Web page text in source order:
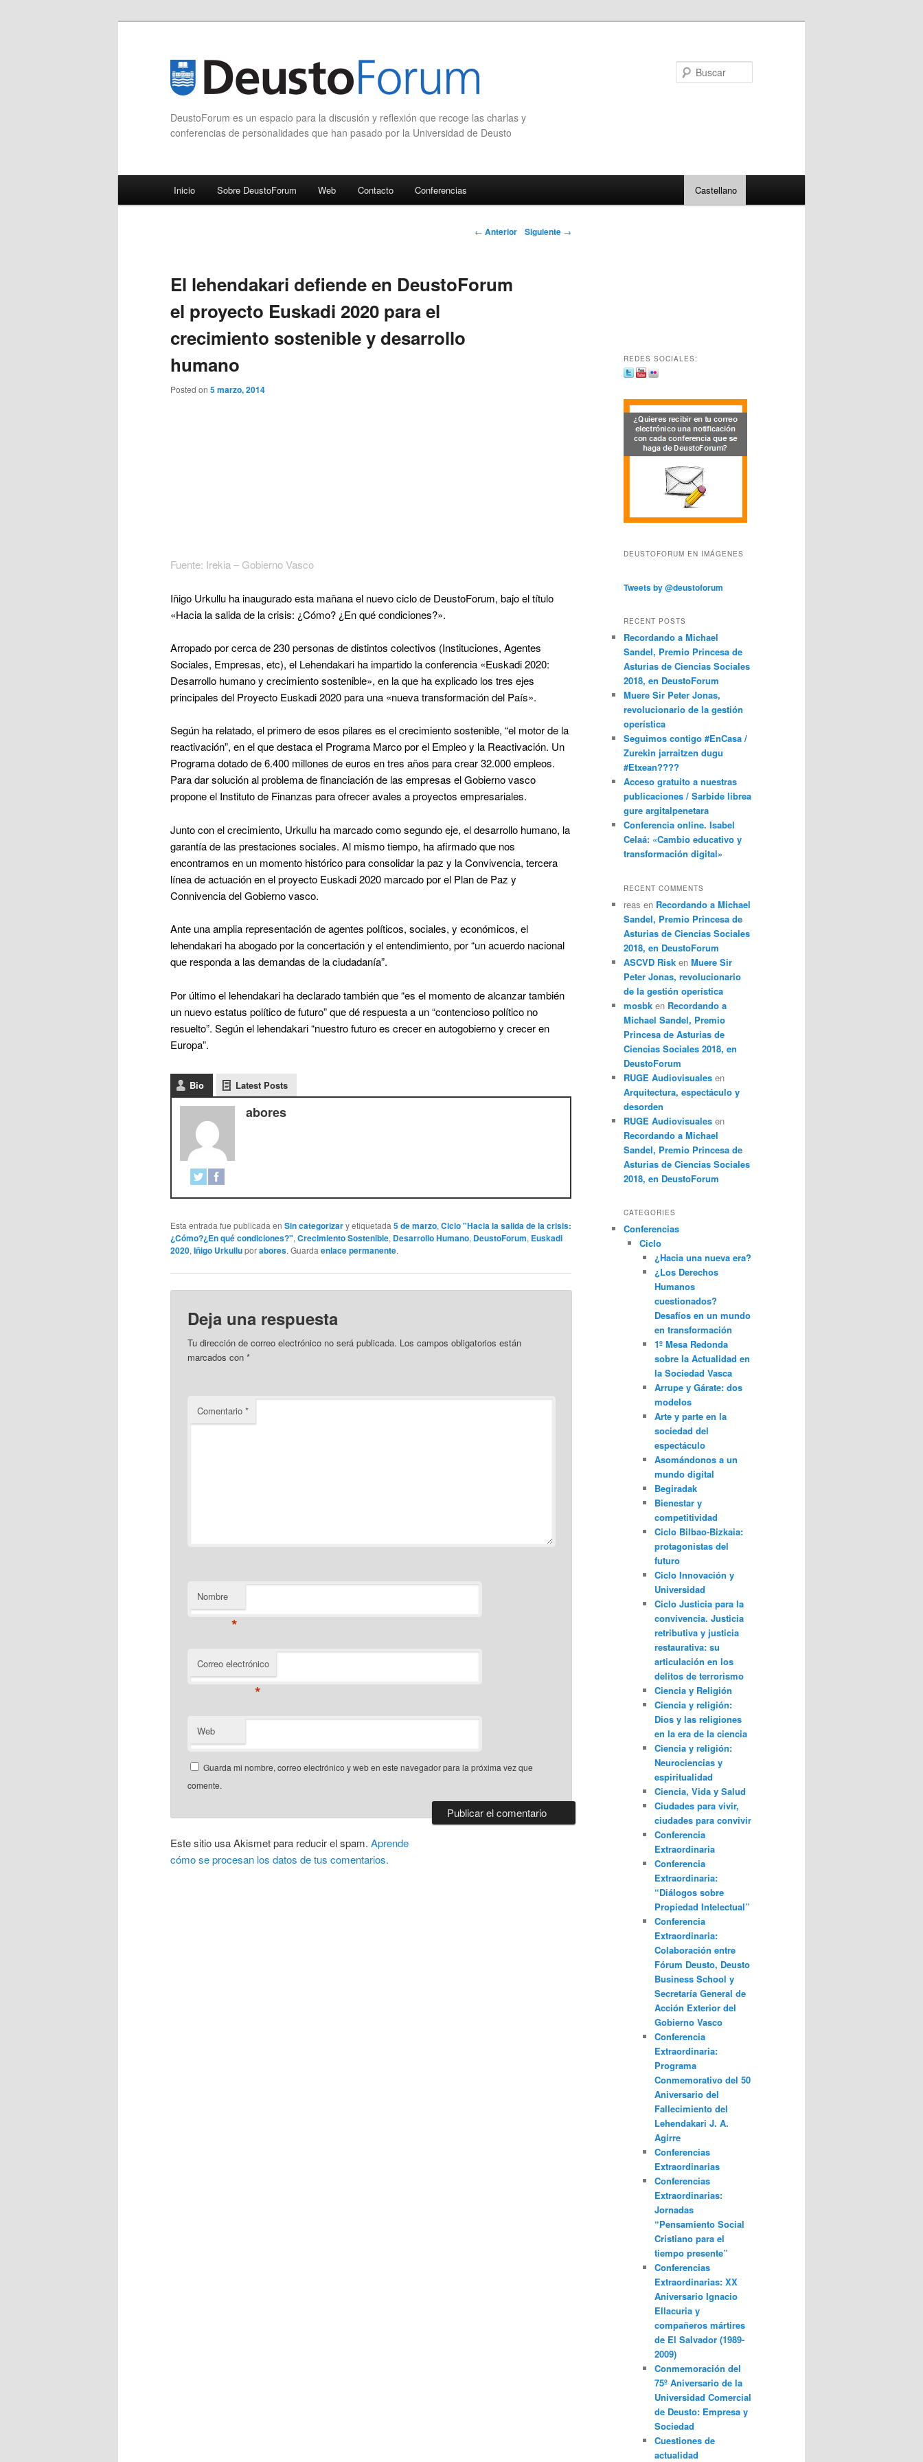
DeustoForum es un espacio para la discusión y reflexión que recoge las charlas y
conferencias de personalidades que han pasado por la Universidad de Deusto
Ir al contenido principal
Ir al contenido secundario
Inicio Sobre DeustoForum Web Contacto Conferencias Castellano
Navegación de
← Anterior Siguiente →
El lehendakari defiende en DeustoForum
el proyecto Euskadi 2020 para el
crecimiento sostenible y desarrollo
humano
Posted on 5 marzo, 2014
Fuente: Irekia – Gobierno Vasco
Iñigo Urkullu ha inaugurado esta mañana el nuevo ciclo de DeustoForum, bajo el título
«Hacia la salida de la crisis: ¿Cómo? ¿En qué condiciones?».
Arropado por cerca de 230 personas de distintos colectivos (Instituciones, Agentes
Sociales, Empresas, etc), el Lehendakari ha impartido la conferencia «Euskadi 2020:
Desarrollo humano y crecimiento sostenible», en la que ha explicado los tres ejes
principales del Proyecto Euskadi 2020 para una «nueva transformación del País».
Según ha relatado, el primero de esos pilares es el crecimiento sostenible, “el motor de la
reactivación”, en el que destaca el Programa Marco por el Empleo y la Reactivación. Un
Programa dotado de 6.400 millones de euros en tres años para crear 32.000 empleos.
Para dar solución al problema de financiación de las empresas el Gobierno vasco
propone el Instituto de Finanzas para ofrecer avales a proyectos empresariales.
Junto con el crecimiento, Urkullu ha marcado como segundo eje, el desarrollo humano, la
garantía de las prestaciones sociales. Al mismo tiempo, ha afirmado que nos
encontramos en un momento histórico para consolidar la paz y la Convivencia, tercera
línea de actuación en el proyecto Euskadi 2020 marcado por el Plan de Paz y
Connivencia del Gobierno vasco.
Ante una amplia representación de agentes políticos, sociales, y económicos, el
lehendakari ha abogado por la concertación y el entendimiento, por “un acuerdo nacional
que responda a las demandas de la ciudadanía”.
Por último el lehendakari ha declarado también que “es el momento de alcanzar también
un nuevo estatus político de futuro” que dé respuesta a un “contencioso político no
resuelto”. Según el lehendakari “nuestro futuro es crecer en autogobierno y crecer en
Europa”.
Bio Latest Posts
abores
Esta entrada fue publicada en Sin categorizary etiquetada 5 de marzo, Ciclo "Hacia la salida de la crisis:
¿Cómo?¿En qué condiciones?", Crecimiento Sostenible, Desarrollo Humano, DeustoForum, Euskadi
2020, Iñigo Urkulluporabores. Guarda enlace permanente.
Deja una respuesta
Tu dirección de correo electrónico no será publicada. Los campos obligatorios están
marcados con*
Comentario*
Nombre
*
Correo electrónico
*
Web
Guarda mi nombre, correo electrónico y web en este navegador para la próxima vez que
comente.
Este sitio usa Akismet para reducir el spam. Aprende
cómo se procesan los datos de tus comentarios.
REDES SOCIALES:
DEUSTOFORUM EN IMÁGENES
Tweets by @deustoforum
RECENT POSTS
Recordando a Michael
Sandel, Premio Princesa de
Asturias de Ciencias Sociales
2018, en DeustoForum
Muere Sir Peter Jonas,
revolucionario de la gestión
operística
Seguimos contigo #EnCasa /
Zurekin jarraitzen dugu
#Etxean????
Acceso gratuito a nuestras
publicaciones / Sarbide librea
gure argitalpenetara
Conferencia online. Isabel
Celaá: «Cambio educativo y
transformación digital»
RECENT COMMENTS
reas en Recordando a Michael
Sandel, Premio Princesa de
Asturias de Ciencias Sociales
2018, en DeustoForum
ASCVD Risk en Muere Sir
Peter Jonas, revolucionario
de la gestión operística
mosbk en Recordando a
Michael Sandel, Premio
Princesa de Asturias de
Ciencias Sociales 2018, en
DeustoForum
RUGE Audiovisuales en
Arquitectura, espectáculo y
desorden
RUGE Audiovisuales en
Recordando a Michael
Sandel, Premio Princesa de
Asturias de Ciencias Sociales
2018, en DeustoForum
CATEGORIES
Conferencias
Ciclo
¿Hacia una nueva era?
¿Los Derechos
Humanos
cuestionados?
Desafíos en un mundo
en transformación
1º Mesa Redonda
sobre la Actualidad en
la Sociedad Vasca
Arrupe y Gárate: dos
modelos
Arte y parte en la
sociedad del
espectáculo
Asomándonos a un
mundo digital
Begiradak
Bienestar y
competitividad
Ciclo Bilbao-Bizkaia:
protagonistas del
futuro
Ciclo Innovación y
Universidad
Ciclo Justicia para la
convivencia. Justicia
retributiva y justicia
restaurativa: su
articulación en los
delitos de terrorismo
Ciencia y Religión
Ciencia y religión:
Dios y las religiones
en la era de la ciencia
Ciencia y religión:
Neurociencias y
espiritualidad
Ciencia, Vida y Salud
Ciudades para vivir,
ciudades para convivir
Conferencia
Extraordinaria
Conferencia
Extraordinaria:
“Diálogos sobre
Propiedad Intelectual”
Conferencia
Extraordinaria:
Colaboración entre
Fórum Deusto, Deusto
Business School y
Secretaría General de
Acción Exterior del
Gobierno Vasco
Conferencia
Extraordinaria:
Programa
Conmemorativo del 50
Aniversario del
Fallecimiento del
Lehendakari J. A.
Agirre
Conferencias
Extraordinarias
Conferencias
Extraordinarias:
Jornadas
“Pensamiento Social
Cristiano para el
tiempo presente”
Conferencias
Extraordinarias: XX
Aniversario Ignacio
Ellacuria y
compañeros mártires
de El Salvador (1989-
2009)
Conmemoración del
75º Aniversario de la
Universidad Comercial
de Deusto: Empresa y
Sociedad
Cuestiones de
actualidad